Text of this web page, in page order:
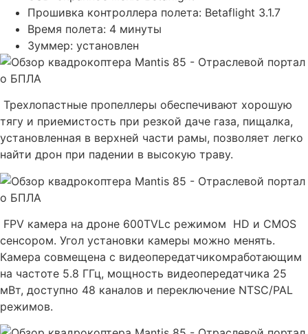
Прошивка контроллера полета: Betaflight 3.1.7
Время полета: 4 минуты
Зуммер: установлен
Трехлопастные пропеллеры обеспечивают хорошую
тягу и приемистость при резкой даче газа, пищалка,
установленная в верхней части рамы, позволяет легко
найти дрон при падении в высокую траву.
FPV камера на дроне 600TVLс режимом HD и CMOS
сенсором. Угол установки камеры можно менять.
Камера совмещена с видеопередатчикомработающим
на частоте 5.8 ГГц, мощность видеопередатчика 25
мВт, доступно 48 каналов и переключение NTSC/PAL
режимов.